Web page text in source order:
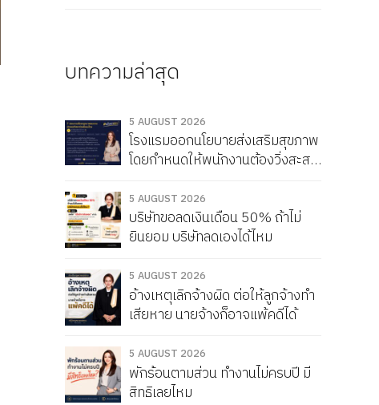
บทความล่าสุด
5 AUGUST 2026
โรงแรมออกนโยบายส่งเสริมสุขภาพ
โดยกำหนดให้พนักงานต้องวิ่งสะสม
ไม่ครบจะถูกหัก Service Charge
แบบนี้ผิดกฎหมายไหม
5 AUGUST 2026
บริษัทขอลดเงินเดือน 50% ถ้าไม่
ยินยอม บริษัทลดเองได้ไหม
5 AUGUST 2026
อ้างเหตุเลิกจ้างผิด ต่อให้ลูกจ้างทำ
เสียหาย นายจ้างก็อาจแพ้คดีได้
5 AUGUST 2026
พักร้อนตามส่วน ทำงานไม่ครบปี มี
สิทธิเลยไหม